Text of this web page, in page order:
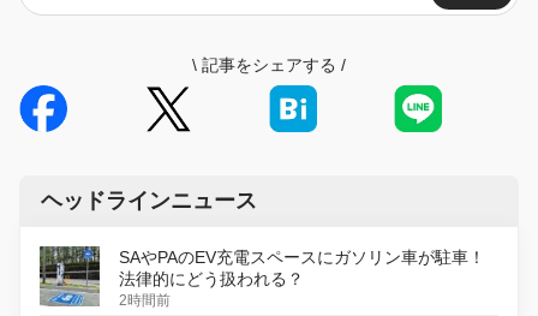
\ 記事をシェアする /
ヘッドラインニュース
SAやPAのEV充電スペースにガソリン車が駐車！
法律的にどう扱われる？
2時間前